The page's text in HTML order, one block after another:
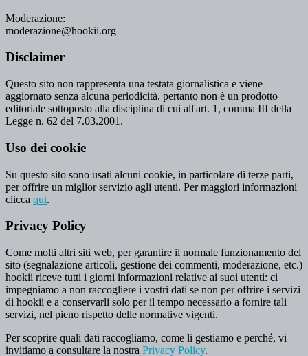
Moderazione:
moderazione@hookii.org
Disclaimer
Questo sito non rappresenta una testata giornalistica e viene
aggiornato senza alcuna periodicità, pertanto non è un prodotto
editoriale sottoposto alla disciplina di cui all'art. 1, comma III della
Legge n. 62 del 7.03.2001.
Uso dei cookie
Su questo sito sono usati alcuni cookie, in particolare di terze parti,
per offrire un miglior servizio agli utenti. Per maggiori informazioni
clicca qui.
Privacy Policy
Come molti altri siti web, per garantire il normale funzionamento del
sito (segnalazione articoli, gestione dei commenti, moderazione, etc.)
hookii riceve tutti i giorni informazioni relative ai suoi utenti: ci
impegniamo a non raccogliere i vostri dati se non per offrire i servizi
di hookii e a conservarli solo per il tempo necessario a fornire tali
servizi, nel pieno rispetto delle normative vigenti.
Per scoprire quali dati raccogliamo, come li gestiamo e perché, vi
invitiamo a consultare la nostra Privacy Policy.